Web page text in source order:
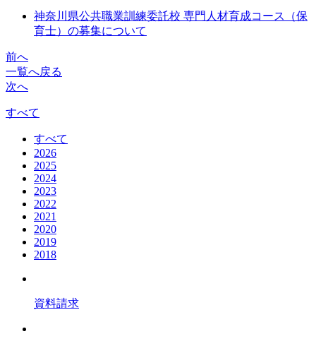
神奈川県公共職業訓練委託校 専門人材育成コース（保
育士）の募集について
前へ
一覧へ戻る
次へ
すべて
すべて
2026
2025
2024
2023
2022
2021
2020
2019
2018
資料請求